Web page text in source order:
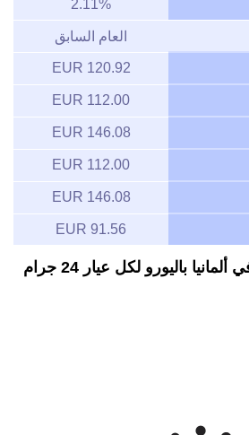
2.11%
العام السابق
120.92 EUR
112.00 EUR
146.08 EUR
112.00 EUR
146.08 EUR
91.56 EUR
باليورو لكل عيار 24 جرام